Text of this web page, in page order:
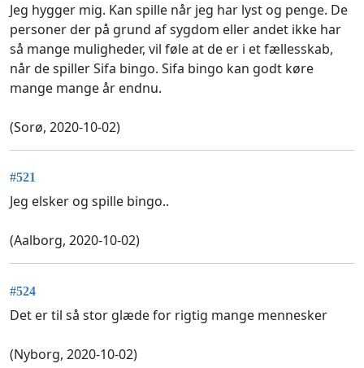
Jeg hygger mig. Kan spille når jeg har lyst og penge. De
personer der på grund af sygdom eller andet ikke har
så mange muligheder, vil føle at de er i et fællesskab,
når de spiller Sifa bingo. Sifa bingo kan godt køre
mange mange år endnu.
(Sorø, 2020-10-02)
#521
Jeg elsker og spille bingo..
(Aalborg, 2020-10-02)
#524
Det er til så stor glæde for rigtig mange mennesker
(Nyborg, 2020-10-02)